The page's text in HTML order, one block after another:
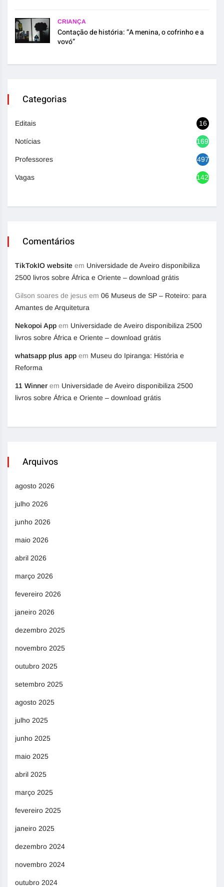
CRIANÇA
Contação de história: “A menina, o cofrinho e a
vovó”
Categorias
Editais 16
Notícias 1692
Professores 497
Vagas 1420
Comentários
TikTokIO website em Universidade de Aveiro disponibiliza
2500 livros sobre África e Oriente – download grátis
Gilson soares de jesus em 06 Museus de SP – Roteiro: para
Amantes de Arquitetura
Nekopoi App em Universidade de Aveiro disponibiliza 2500
livros sobre África e Oriente – download grátis
whatsapp plus app em Museu do Ipiranga: História e
Reforma
11 Winner em Universidade de Aveiro disponibiliza 2500
livros sobre África e Oriente – download grátis
Arquivos
agosto 2026
julho 2026
junho 2026
maio 2026
abril 2026
março 2026
fevereiro 2026
janeiro 2026
dezembro 2025
novembro 2025
outubro 2025
setembro 2025
agosto 2025
julho 2025
junho 2025
maio 2025
abril 2025
março 2025
fevereiro 2025
janeiro 2025
dezembro 2024
novembro 2024
outubro 2024